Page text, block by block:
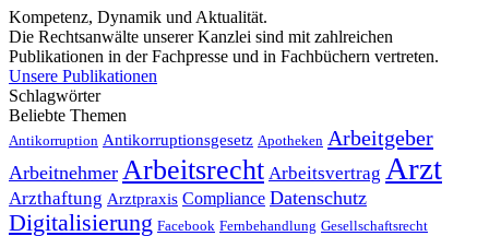
Kompetenz, Dynamik und Aktualität.
Die Rechtsanwälte unserer Kanzlei sind mit zahlreichen
Publikationen in der Fachpresse und in Fachbüchern vertreten.
Unsere Publikationen
Schlagwörter
Beliebte Themen
Antikorruption Antikorruptionsgesetz Apotheken Arbeitgeber
Arbeitnehmer Arbeitsrecht Arbeitsvertrag Arzt
Arzthaftung Arztpraxis Compliance Datenschutz
Digitalisierung Facebook Fernbehandlung Gesellschaftsrecht